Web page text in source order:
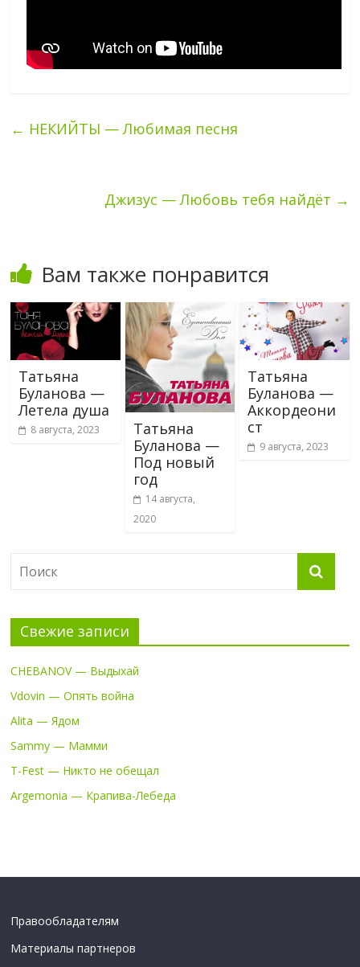
← НЕКИЙТЫ — Любимая песня
Джизус — Любовь тебя найдёт →
Вам также понравится
Татьяна
Буланова —
Летела душа
8 августа, 2023
Татьяна
Буланова —
Под новый
год
14 августа,
2020
Татьяна
Буланова —
Аккордеони
ст
9 августа, 2023
Свежие записи
CHEBANOV — Выдыхай
Vdovin — Опять война
Alita — Ядом
Sammy — Мамми
T-Fest — Никто не обещал
Argemonia — Крапива-Лебеда
Правообладателям
Материалы партнеров